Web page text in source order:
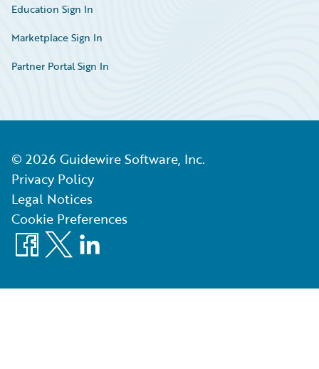
Education Sign In
Marketplace Sign In
Partner Portal Sign In
© 2026 Guidewire Software, Inc.
Privacy Policy
Legal Notices
Cookie Preferences
Facebook
X LinkedIn